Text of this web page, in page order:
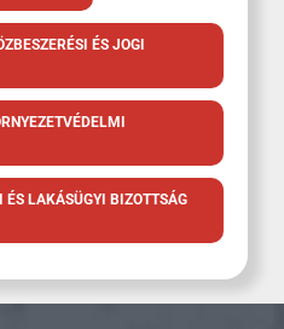
ÉS JOGI
ÉS LAKÁSÜGYI BIZOTTSÁG